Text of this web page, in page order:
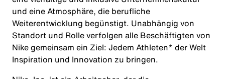
und eine Atmosphäre, die berufliche
Weiterentwicklung begünstigt. Unabhängig von
Standort und Rolle verfolgen alle Beschäftigten von
Nike gemeinsam ein Ziel: Jedem Athleten* der Welt
Inspiration und Innovation zu bringen.